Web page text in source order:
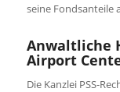
seine Fondsanteile
Anwaltliche
Airport
Die Kanzlei PSS-